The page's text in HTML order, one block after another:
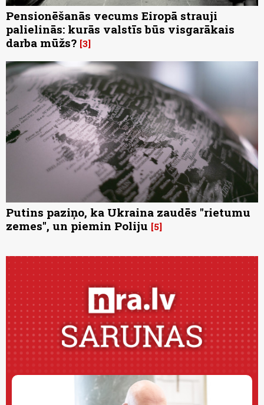
Pensionēšanās vecums Eiropā strauji
palielinās: kurās valstīs būs visgarākais
darba mūžs? 3
Putins paziņo, ka Ukraina zaudēs "rietumu
zemes", un piemin Poliju 5